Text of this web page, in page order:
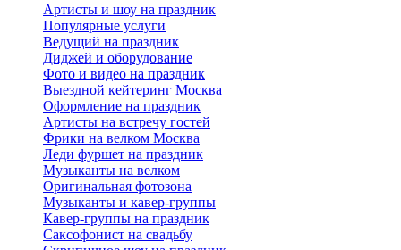
Артисты и шоу на праздник
Популярные услуги
Ведущий на праздник
Диджей и оборудование
Фото и видео на праздник
Выездной кейтеринг Москва
Оформление на праздник
Артисты на встречу гостей
Фрики на велком Москва
Леди фуршет на праздник
Музыканты на велком
Оригинальная фотозона
Музыканты и кавер-группы
Кавер-группы на праздник
Саксофонист на свадьбу